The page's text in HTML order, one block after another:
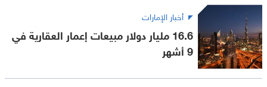
أخبار الإمارات
16.6 مليار دولار مبيعات إعمار العقارية في
9 أشهر